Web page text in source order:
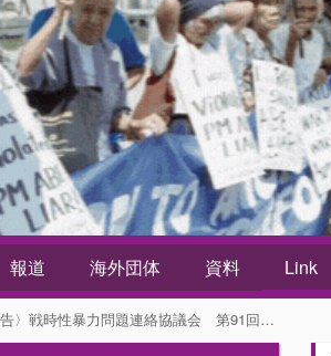
報道 海外団体 資料 Link
時性暴力問題連絡協議会 第91回 水曜行動 in 新宿 荒川河川敷での調査と追悼の取り組みについて 矢野恭子